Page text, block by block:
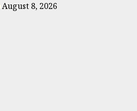
August 8, 2026